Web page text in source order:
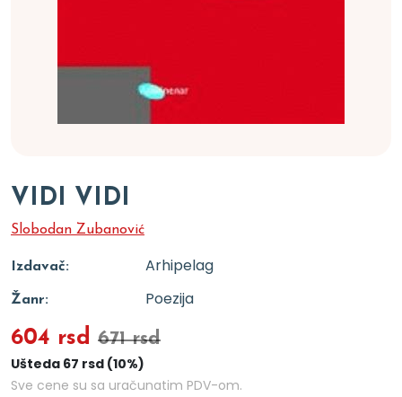
VIDI VIDI
Slobodan Zubanović
Izdavač: Arhipelag
Žanr: Poezija
604 rsd 671 rsd
Ušteda 67 rsd (10%)
Sve cene su sa uračunatim PDV-om.